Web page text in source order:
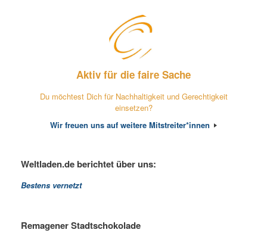
Aktiv für die faire Sache
Du möchtest Dich für Nachhaltigkeit und Gerechtigkeit
einsetzen?
Wir freuen uns auf weitere Mitstreiter*innen
Weltladen.de berichtet über uns:
Bestens vernetzt
Remagener Stadtschokolade